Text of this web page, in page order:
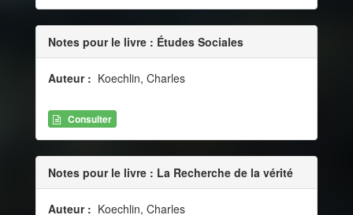
Notes pour le livre : Études Sociales
Auteur : Koechlin, Charles
Consulter
Notes pour le livre : La Recherche de la vérité
Auteur : Koechlin, Charles